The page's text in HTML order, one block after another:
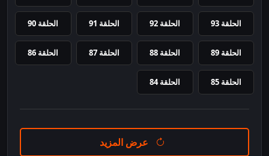
الحلقة 93 الحلقة 92 الحلقة 91 الحلقة 90
الحلقة 89 الحلقة 88 الحلقة 87 الحلقة 86
الحلقة 85 الحلقة 84
عرض المزيد